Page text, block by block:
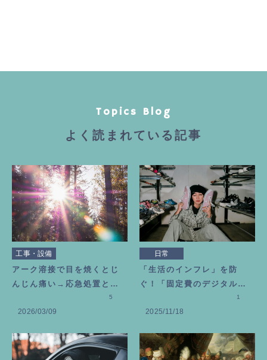
Topics Blog
よく読まれている記事
工事・設備
アーク溶接で目を焼くとじ
んじん痛い→応急処置とビ
タミン目薬を選んだ理由
2026/03/09
5
日常
「生活のインフレ」を防
ぐ！「固定費のデジタル断
2025/11/18
1